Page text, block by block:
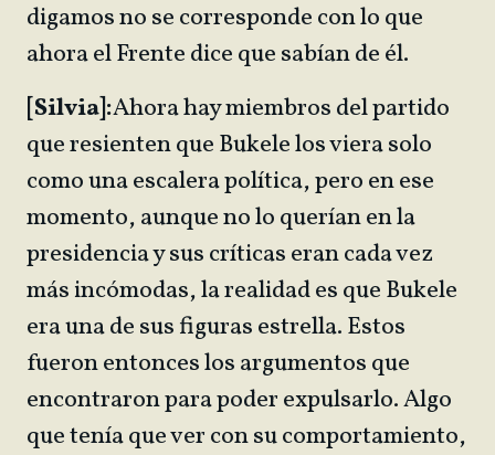
digamos no se corresponde con lo que
ahora el Frente dice que sabían de él.
[Silvia]:Ahora hay miembros del partido
que resienten que Bukele los viera solo
como una escalera política, pero en ese
momento, aunque no lo querían en la
presidencia y sus críticas eran cada vez
más incómodas, la realidad es que Bukele
era una de sus figuras estrella. Estos
fueron entonces los argumentos que
encontraron para poder expulsarlo. Algo
que tenía que ver con su comportamiento,